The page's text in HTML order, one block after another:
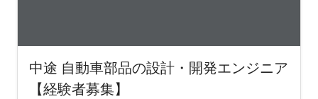
中途 自動車部品の設計・開発エンジニア
【経験者募集】